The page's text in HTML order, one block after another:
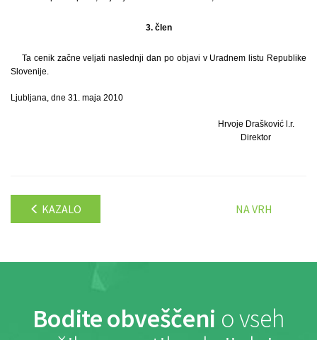
3. člen
Ta cenik začne veljati naslednji dan po objavi v Uradnem listu Republike
Slovenije.
Ljubljana, dne 31. maja 2010
Hrvoje Drašković l.r.
Direktor
KAZALO NA VRH
Bodite obveščeni o vseh